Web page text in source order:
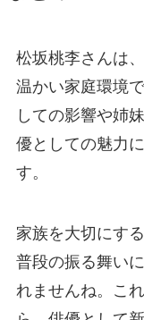
松坂桃李さんは
温かい家庭環境
しての影響や姉
優としての魅力
す。
家族を大切にす
普段の振る舞い
れませんね。こ